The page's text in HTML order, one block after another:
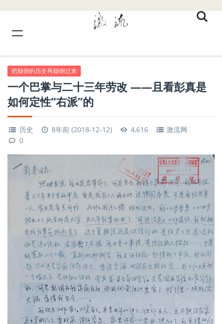
把颠倒的历史再颠倒过来
一个巴掌与二十三年劳改 ——且看彭真是
如何定性“右派”的
历史 8年前 (2018-12-12) 4,616
激流网
0